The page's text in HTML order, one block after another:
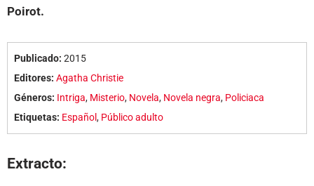
Poirot.
Publicado: 2015
Editores: Agatha Christie
Géneros: Intriga, Misterio, Novela, Novela negra, Policiaca
Etiquetas: Español, Público adulto
Extracto: